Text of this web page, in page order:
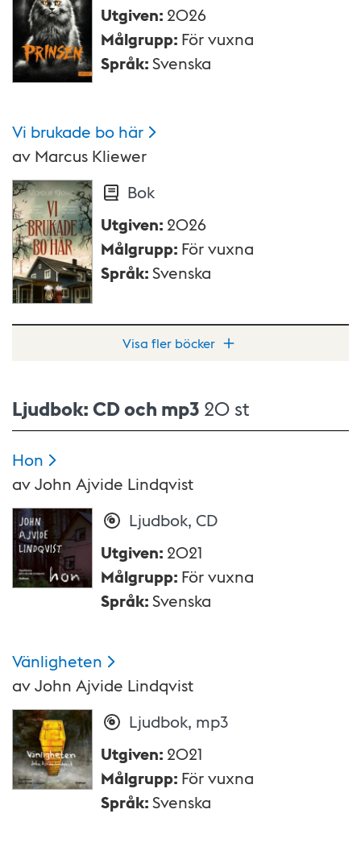
Utgiven:2026
Målgrupp: För vuxna
Språk:Svenska
Vi brukade bo här
av Marcus Kliewer
Bok
Utgiven:2026
Målgrupp: För vuxna
Språk:Svenska
Visa fler böcker
Ljudbok: CD och mp3 20 st
Hon
avJohn Ajvide Lindqvist
Ljudbok, CD
Utgiven:2021
Målgrupp: För vuxna
Språk:Svenska
Vänligheten
avJohn Ajvide Lindqvist
Ljudbok, mp3
Utgiven:2021
Målgrupp: För vuxna
Språk:Svenska